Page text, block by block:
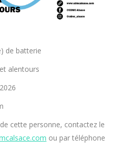
de batterie
alentours
cette personne, contactez le
ou par téléphone